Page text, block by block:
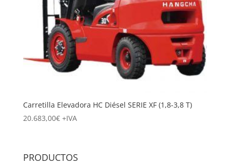
Carretilla Elevadora HC Diésel SERIE XF (1,8-3,8 T)
20.683,00€ +IVA
PRODUCTOS